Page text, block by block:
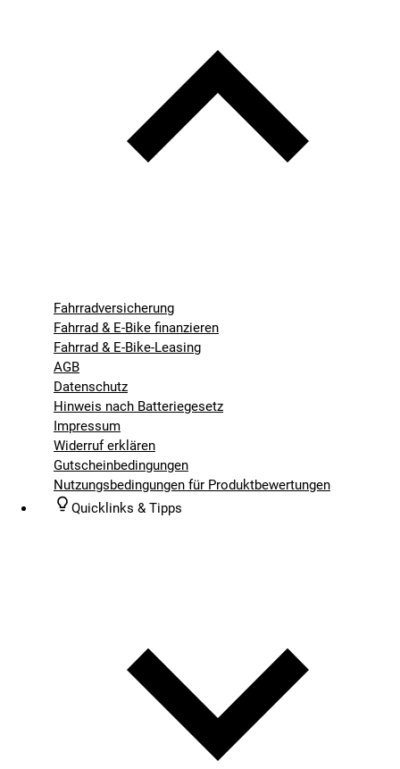
Fahrradversicherung
Fahrrad & E-Bike finanzieren
Fahrrad & E-Bike-Leasing
AGB
Datenschutz
Hinweis nach Batteriegesetz
Impressum
Widerruf erklären
Gutscheinbedingungen
Nutzungsbedingungen für Produktbewertungen
Quicklinks & Tipps